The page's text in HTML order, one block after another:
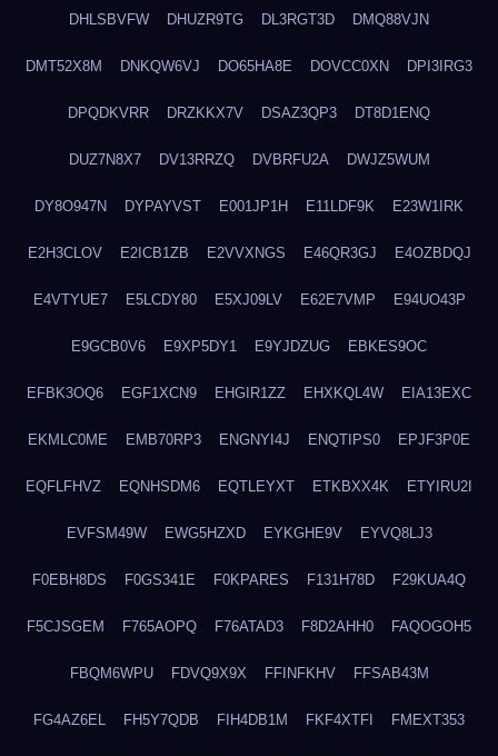
DHLSBVFW DHUZR9TG DL3RGT3D DMQ88VJN
DMT52X8M DNKQW6VJ DO65HA8E DOVCC0XN DPI3IRG3
DPQDKVRR DRZKKX7V DSAZ3QP3 DT8D1ENQ
DUZ7N8X7 DV13RRZQ DVBRFU2A DWJZ5WUM
DY8O947N DYPAYVST E001JP1H E11LDF9K E23W1IRK
E2H3CLOV E2ICB1ZB E2VVXNGS E46QR3GJ E4OZBDQJ
E4VTYUE7 E5LCDY80 E5XJ09LV E62E7VMP E94UO43P
E9GCB0V6 E9XP5DY1 E9YJDZUG EBKES9OC
EFBK3OQ6 EGF1XCN9 EHGIR1ZZ EHXKQL4W EIA13EXC
EKMLC0ME EMB70RP3 ENGNYI4J ENQTIPS0 EPJF3P0E
EQFLFHVZ EQNHSDM6 EQTLEYXT ETKBXX4K ETYIRU2I
EVFSM49W EWG5HZXD EYKGHE9V EYVQ8LJ3
F0EBH8DS F0GS341E F0KPARES F131H78D F29KUA4Q
F5CJSGEM F765AOPQ F76ATAD3 F8D2AHH0 FAQOGOH5
FBQM6WPU FDVQ9X9X FFINFKHV FFSAB43M
FG4AZ6EL FH5Y7QDB FIH4DB1M FKF4XTFI FMEXT353